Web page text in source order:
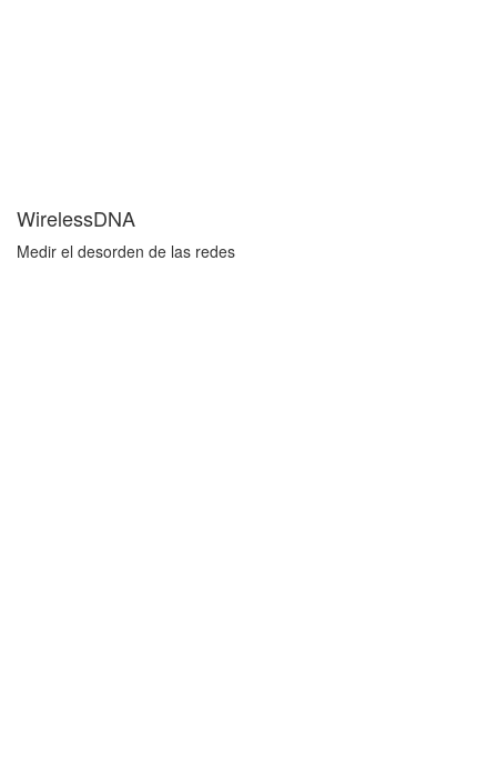
WirelessDNA
Medir el desorden de las redes